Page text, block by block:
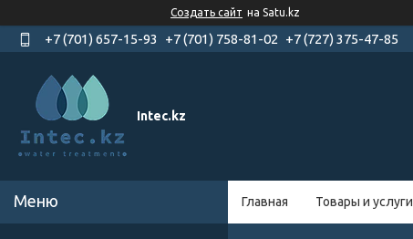
Создать сайт на Satu.kz
+7 (701) 657-15-93 +7 (701) 758-81-02 +7 (727) 375-47-85
Intec.kz
Главная Товары и услуги